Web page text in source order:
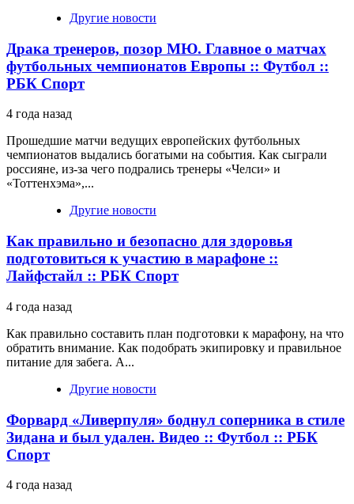
Другие новости
Драка тренеров, позор МЮ. Главное о матчах
футбольных чемпионатов Европы :: Футбол ::
РБК Спорт
4 года назад
Прошедшие матчи ведущих европейских футбольных
чемпионатов выдались богатыми на события. Как сыграли
россияне, из-за чего подрались тренеры «Челси» и
«Тоттенхэма»,...
Другие новости
Как правильно и безопасно для здоровья
подготовиться к участию в марафоне ::
Лайфстайл :: РБК Спорт
4 года назад
Как правильно составить план подготовки к марафону, на что
обратить внимание. Как подобрать экипировку и правильное
питание для забега. А...
Другие новости
Форвард «Ливерпуля» боднул соперника в стиле
Зидана и был удален. Видео :: Футбол :: РБК
Спорт
4 года назад